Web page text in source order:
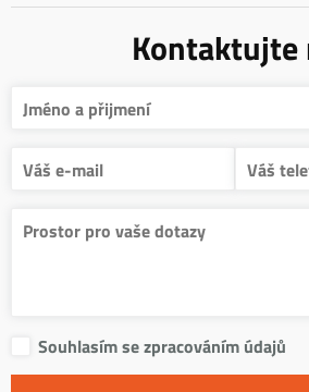
Kontaktujte
Souhlasím se zpracováním údajů